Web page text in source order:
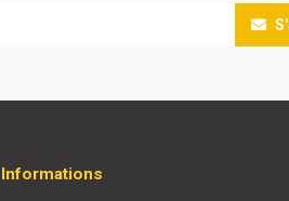
Informations